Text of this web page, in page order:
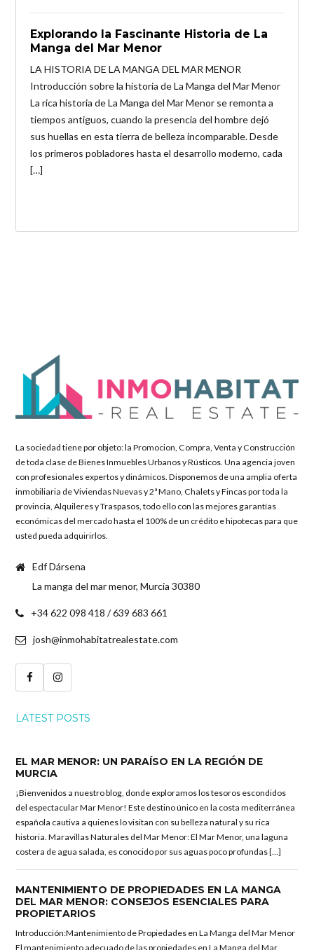
Explorando la Fascinante Historia de La
Manga del Mar Menor
LA HISTORIA DE LA MANGA DEL MAR MENOR
Introducción sobre la historia de La Manga del Mar Menor
La rica historia de La Manga del Mar Menor se remonta a
tiempos antiguos, cuando la presencia del hombre dejó
sus huellas en esta tierra de belleza incomparable. Desde
los primeros pobladores hasta el desarrollo moderno, cada
[…]
La sociedad tiene por objeto: la Promocion, Compra, Venta y Construcción
de toda clase de Bienes Inmuebles Urbanos y Rústicos. Una agencia joven
con profesionales expertos y dinámicos. Disponemos de una amplia oferta
inmobiliaria de Viviendas Nuevas y 2ª Mano, Chalets y Fincas por toda la
provincia, Alquileres y Traspasos, todo ello con las mejores garantías
económicas del mercado hasta el 100% de un crédito e hipotecas para que
usted pueda adquirirlos.
Edf Dársena
La manga del mar menor, Murcia 30380
+34 622 098 418 / 639 683 661
josh@inmohabitatrealestate.com
LATEST POSTS
EL MAR MENOR: UN PARAÍSO EN LA REGIÓN DE
MURCIA
¡Bienvenidos a nuestro blog, donde exploramos los tesoros escondidos
del espectacular Mar Menor! Este destino único en la costa mediterránea
española cautiva a quienes lo visitan con su belleza natural y su rica
historia. Maravillas Naturales del Mar Menor: El Mar Menor, una laguna
costera de agua salada, es conocido por sus aguas poco profundas […]
MANTENIMIENTO DE PROPIEDADES EN LA MANGA
DEL MAR MENOR: CONSEJOS ESENCIALES PARA
PROPIETARIOS
Introducción:Mantenimiento de Propiedades en La Manga del Mar Menor
El mantenimiento adecuado de las propiedades en La Manga del Mar